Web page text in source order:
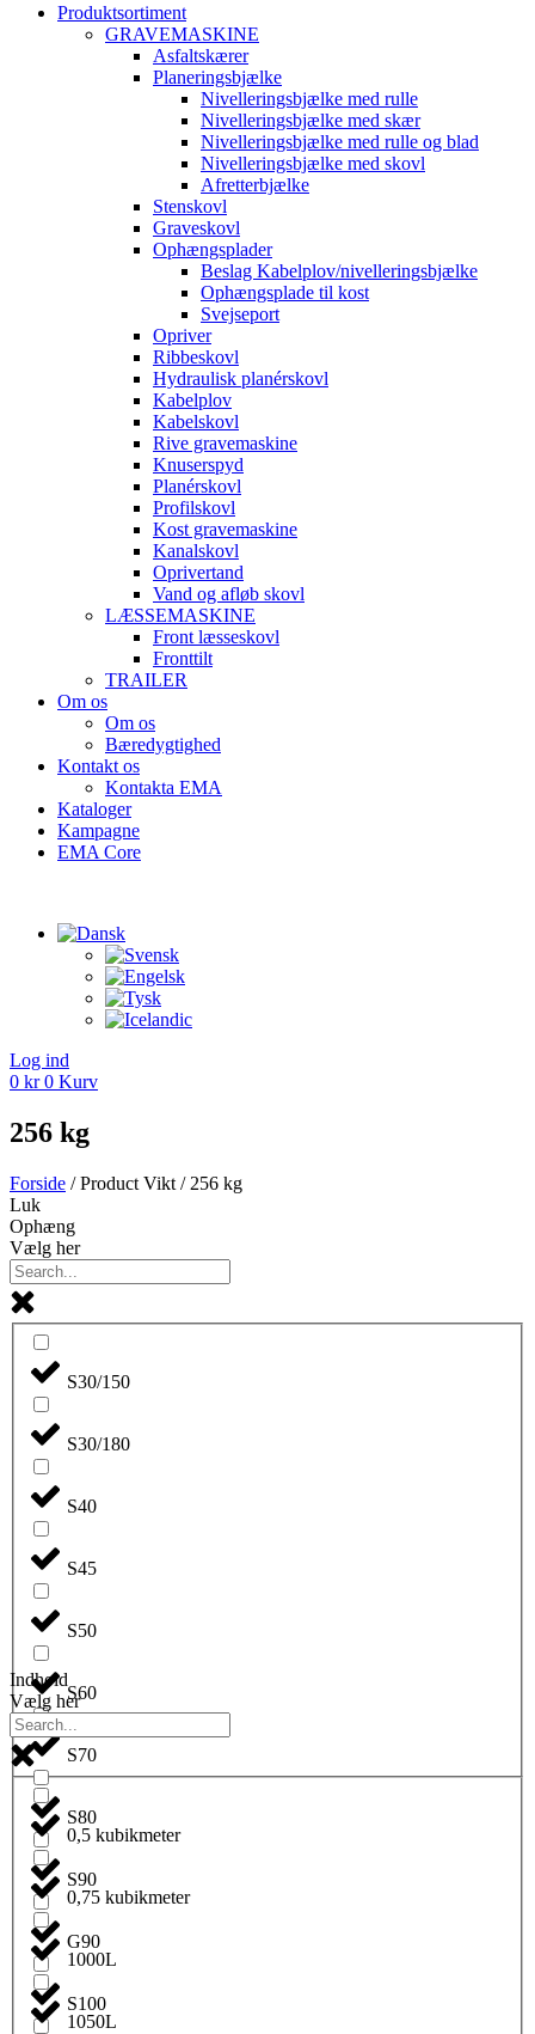
Produktsortiment
GRAVEMASKINE
Asfaltskærer
Planeringsbjælke
Nivelleringsbjælke med rulle
Nivelleringsbjælke med skær
Nivelleringsbjælke med rulle og blad
Nivelleringsbjælke med skovl
Afretterbjælke
Stenskovl
Graveskovl
Ophængsplader
Beslag Kabelplov/nivelleringsbjælke
Ophængsplade til kost
Svejseport
Opriver
Ribbeskovl
Hydraulisk planérskovl
Kabelplov
Kabelskovl
Rive gravemaskine
Knuserspyd
Planérskovl
Profilskovl
Kost gravemaskine
Kanalskovl
Oprivertand
Vand og afløb skovl
LÆSSEMASKINE
Front læsseskovl
Fronttilt
TRAILER
Om os
Om os
Bæredygtighed
Kontakt os
Kontakta EMA
Kataloger
Kampagne
EMA Core
Log ind
0 kr 0 Kurv
256 kg
Forside / Product Vikt / 256 kg
Luk
Ophæng
Vælg her
S30/150
S30/180
S40
S45
S50
S60
S70
S80
S90
G90
S100
Indhold
Vælg her
0,5 kubikmeter
0,75 kubikmeter
1000L
1050L